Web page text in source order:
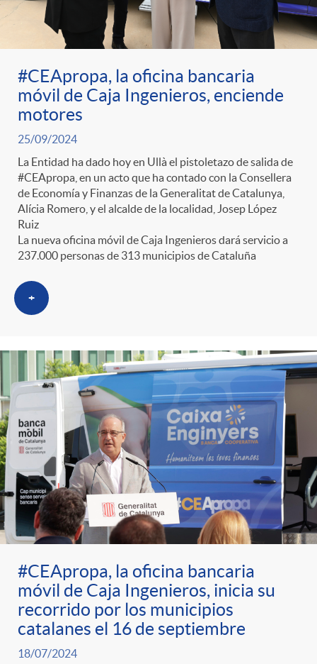
r
a
S
a
l
a
d
e
p
r
e
n
s
a
n
p
o
r
c
a
t
e
g
o
r
í
a
s
e
n
i
d
o
A
n
c
l
a
F
i
l
t
l
i
c
a
d
o
r
e
c
o
n
t
e
n
#CEApropa, la oficina bancaria
móvil de Caja Ingenieros, enciende
motores
25/09/2024
La Entidad ha dado hoy en Ullà el pistoletazo de salida de
#CEApropa, en un acto que ha contado con la Consellera
de Economía y Finanzas de la Generalitat de Catalunya,
Alícia Romero, y el alcalde de la localidad, Josep López
Ruiz
La nueva oficina móvil de Caja Ingenieros dará servicio a
237.000 personas de 313 municipios de Cataluña
+
#CEApropa, la oficina bancaria
móvil de Caja Ingenieros, inicia su
recorrido por los municipios
catalanes el 16 de septiembre
18/07/2024